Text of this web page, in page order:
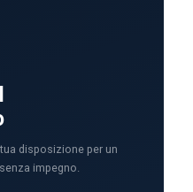
disposizione per un
impegno.